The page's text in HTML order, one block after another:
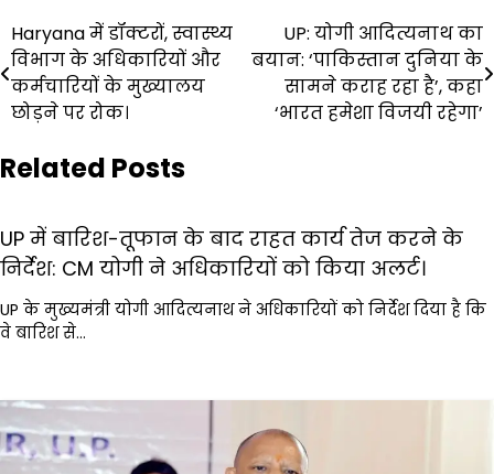
Post
navigation
Haryana में डॉक्टरों, स्वास्थ्य
विभाग के अधिकारियों और
कर्मचारियों के मुख्यालय
छोड़ने पर रोक।
UP: योगी आदित्यनाथ का
बयान: ‘पाकिस्तान दुनिया के
सामने कराह रहा है’, कहा
‘भारत हमेशा विजयी रहेगा’
Related Posts
UP में बारिश-तूफान के बाद राहत कार्य तेज करने के
निर्देश: CM योगी ने अधिकारियों को किया अलर्ट।
UP के मुख्यमंत्री योगी आदित्यनाथ ने अधिकारियों को निर्देश दिया है कि
वे बारिश से…